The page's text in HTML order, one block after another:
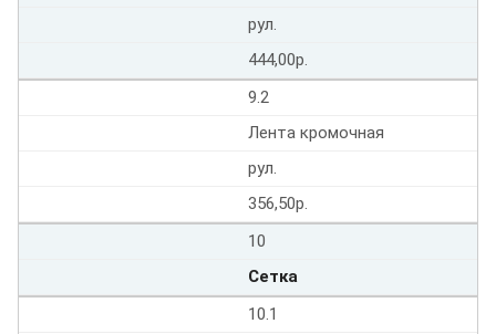
рул.
444,00р.
9.2
Лента кромочная
рул.
356,50р.
10
Сетка
10.1